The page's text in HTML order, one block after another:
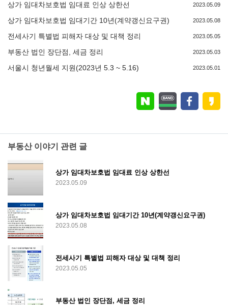
상가 임대차보호법 임대료 인상 상한선 2023.05.09
상가 임대차보호법 임대기간 10년(계약갱신요구권) 2023.05.08
전세사기 특별법 피해자 대상 및 대책 정리 2023.05.05
부동산 법인 장단점, 세금 정리 2023.05.03
서울시 청년월세 지원(2023년 5.3 ~ 5.16) 2023.05.01
부동산 이야기 관련 글
상가 임대차보호법 임대료 인상 상한선
2023.05.09
상가 임대차보호법 임대기간 10년(계약갱신요구권)
2023.05.08
전세사기 특별법 피해자 대상 및 대책 정리
2023.05.05
부동산 법인 장단점, 세금 정리